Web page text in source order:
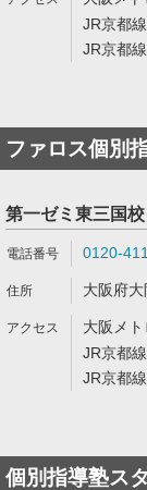
JR京都
JR京都
ファロス個別
第一ゼミ東三国校
0120-
大阪府
大阪メ
JR京都
JR京都
個別指導塾ス